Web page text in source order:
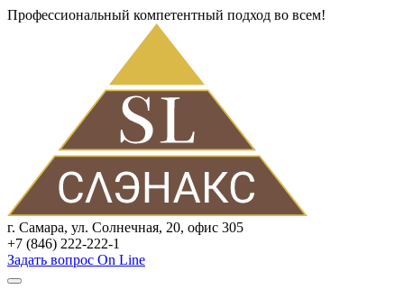
Профессиональный компетентный подход во всем!
г. Самара, ул. Солнечная, 20, офис 305
+7 (846) 222-222-1
Задать вопрос On Line